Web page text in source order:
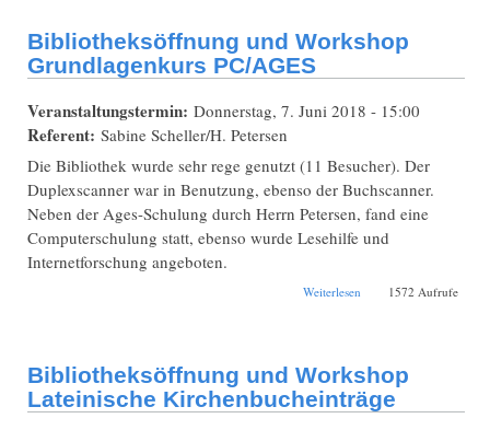
Bibliotheksöffnung und Workshop
Grundlagenkurs PC/AGES
Veranstaltungstermin: Donnerstag, 7. Juni 2018 - 15:00
Referent: Sabine Scheller/H. Petersen
Die Bibliothek wurde sehr rege genutzt (11 Besucher). Der
Duplexscanner war in Benutzung, ebenso der Buchscanner.
Neben der Ages-Schulung durch Herrn Petersen, fand eine
Computerschulung statt, ebenso wurde Lesehilfe und
Internetforschung angeboten.
Weiterlesen 1572 Aufrufe
Bibliotheksöffnung und Workshop
Lateinische Kirchenbucheinträge